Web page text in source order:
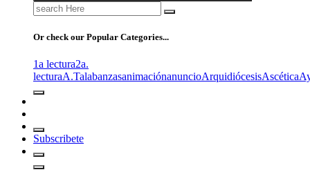
Search
for:
Or check our Popular Categories...
1a lectura2a.
lecturaA.TalabanzasanimaciónanuncioArquidiócesisAscética
Subscribete